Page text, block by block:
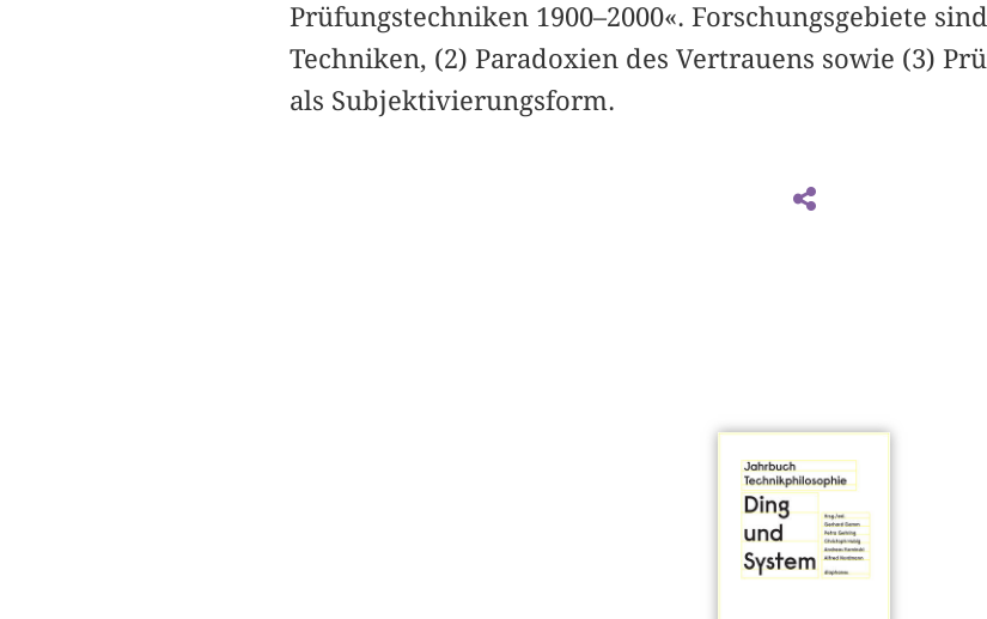
Prüfungstechniken 1900–2000«. Forschungsgebiete
Techniken, (2) Paradoxien des Vertrauens sowie (3)
als Subjektivierungsform.